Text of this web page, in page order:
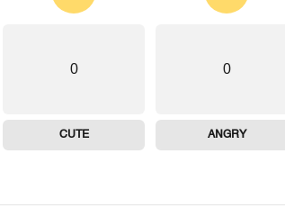
0
ANGRY
0
CUTE